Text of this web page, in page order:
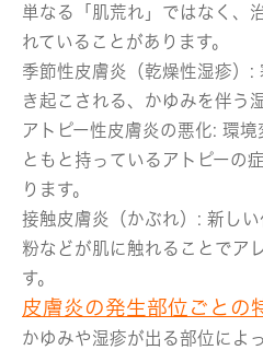
単なる「肌荒れ」ではなく、
れていることがあります。
季節性皮膚炎（乾燥性湿疹）:
き起こされる、かゆみを伴う
アトピー性皮膚炎の悪化: 環境
ともと持っているアトピーの
ります。
接触皮膚炎（かぶれ）: 新し
粉などが肌に触れることでア
す。
皮膚炎の発生部位ごとの
かゆみや湿疹が出る部位によ